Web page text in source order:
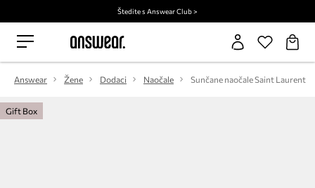
Štedite s Answear Club >
Answear Žene Dodaci Naočale Sunčane naočale Saint Laurent
Gift Box